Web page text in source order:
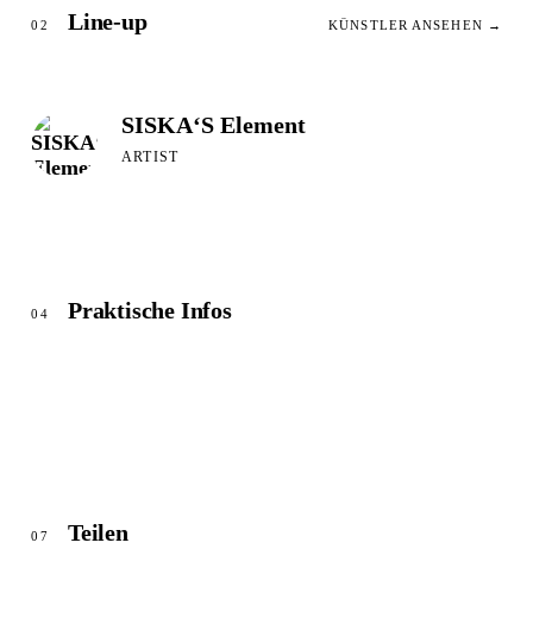
02 Line-up KÜNSTLER ANSEHEN →
SISKA‘S Element
ARTIST
04 Praktische Infos
07 Teilen